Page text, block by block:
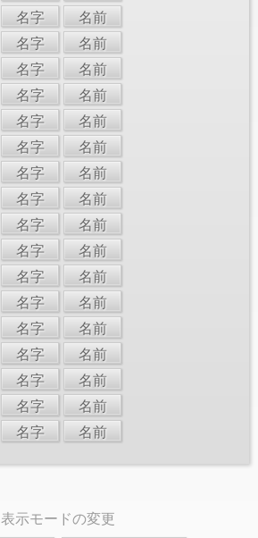
名字 名前
名字 名前
名字 名前
名字 名前
名字 名前
名字 名前
名字 名前
名字 名前
名字 名前
名字 名前
名字 名前
名字 名前
名字 名前
名字 名前
名字 名前
名字 名前
名字 名前
表示モードの変更